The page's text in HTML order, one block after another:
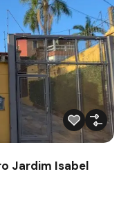
Jardim Isabel